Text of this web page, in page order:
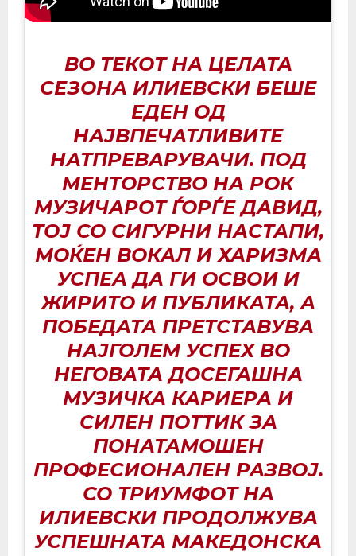
ВО ТЕКОТ НА ЦЕЛАТА
СЕЗОНА ИЛИЕВСКИ БЕШЕ
ЕДЕН ОД
НАЈВПЕЧАТЛИВИТЕ
НАТПРЕВАРУВАЧИ. ПОД
МЕНТОРСТВО НА РОК
МУЗИЧАРОТ ЃОРЃЕ ДАВИД,
ТОЈ СО СИГУРНИ НАСТАПИ,
МОЌЕН ВОКАЛ И ХАРИЗМА
УСПЕА ДА ГИ ОСВОИ И
ЖИРИТО И ПУБЛИКАТА, А
ПОБЕДАТА ПРЕТСТАВУВА
НАЈГОЛЕМ УСПЕХ ВО
НЕГОВАТА ДОСЕГАШНА
МУЗИЧКА КАРИЕРА И
СИЛЕН ПОТТИК ЗА
ПОНАТАМОШЕН
ПРОФЕСИОНАЛЕН РАЗВОЈ.
СО ТРИУМФОТ НА
ИЛИЕВСКИ ПРОДОЛЖУВА
УСПЕШНАТА МАКЕДОНСКА